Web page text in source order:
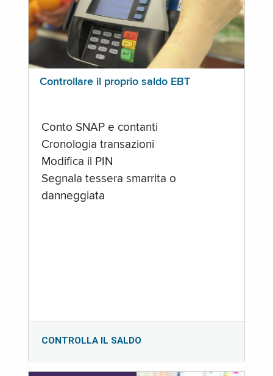
Controllare il proprio saldo EBT
Conto SNAP e contanti
Cronologia transazioni
Modifica il PIN
Segnala tessera smarrita o
danneggiata
CONTROLLA IL SALDO